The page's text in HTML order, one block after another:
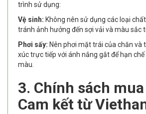
trình sử dụng:
Vệ sinh: Không nên sử dụng các loại
tránh ảnh hưởng đến sợi vải và màu sắc
Phơi sấy: Nên phơi mặt trái của chăn và
xúc trực tiếp với ánh nắng gắt để hạn
màu.
3. Chính sách
Cam kết từ